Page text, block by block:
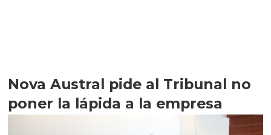
Nova Austral pide al Tribunal no
poner la lápida a la empresa